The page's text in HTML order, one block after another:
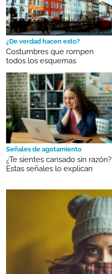
¿De verdad hacen esto?
Costumbres que rompen
todos los esquemas
Señales de agotamiento
¿Te sientes cansado sin razón?
Estas señales lo explican